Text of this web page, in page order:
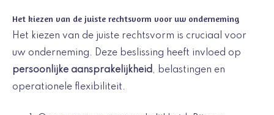
Het kiezen van de juiste rechtsvorm voor uw onderneming
Het kiezen van de juiste rechtsvorm is cruciaal voor
uw onderneming. Deze beslissing heeft invloed op
persoonlijke aansprakelijkheid , belastingen en
operationele flexibiliteit.